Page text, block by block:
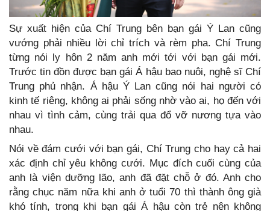
Sự xuất hiện của Chí Trung bên bạn gái Ý Lan cũng
vướng phải nhiều lời chỉ trích và rèm pha. Chí Trung
từng nói ly hôn 2 năm anh mới tới với bạn gái mới.
Trước tin đồn được bạn gái Á hậu bao nuôi, nghệ sĩ Chí
Trung phủ nhận. Á hậu Ý Lan cũng nói hai người có
kinh tế riêng, không ai phải sống nhờ vào ai, họ đến với
nhau vì tình cảm, cùng trải qua đổ vỡ nương tựa vào
nhau.
Nói về đám cưới với bạn gái, Chí Trung cho hay cả hai
xác định chỉ yêu không cưới. Mục đích cuối cùng của
anh là viện dưỡng lão, anh đã đặt chỗ ở đó. Anh cho
rằng chục năm nữa khi anh ở tuổi 70 thì thành ông già
khó tính, trong khi bạn gái Á hậu còn trẻ nên không